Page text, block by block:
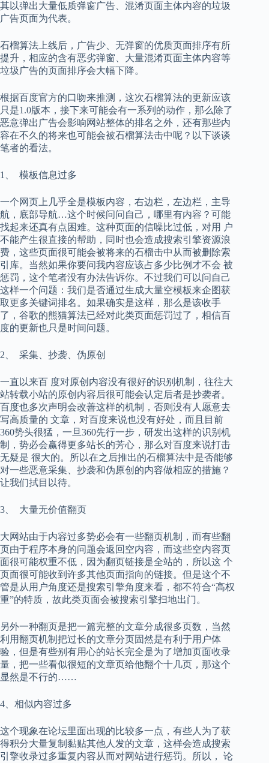
其以弹出大量低质弹窗广告、混淆页面主体内容的垃圾
广告页面为代表。
石榴算法上线后，广告少、无弹窗的优质页面排序有所
提升，相应的含有恶劣弹窗、大量混淆页面主体内容等
垃圾广告的页面排序会大幅下降。
根据百度官方的口吻来推测，这次石榴算法的更新应该
只是1.0版本，接下来可能会有一系列的动作，那么除了
恶意弹出广告会影响网站整体的排名之外，还有那些内
容在不久的将来也可能会被石榴算法击中呢？以下谈谈
笔者的看法。
1、 模板信息过多
一个网页上几乎全是模板内容，右边栏，左边栏，主导
航，底部导航…这个时候问问自己，哪里有内容？可能
找起来还真有点困难。这种页面的信噪比过低，对用 户
不能产生很直接的帮助，同时也会造成搜索引擎资源浪
费，这些页面很可能会被将来的石榴击中从而被删除索
引库。当然如果你要问我内容应该占多少比例才不会 被
惩罚，这个笔者没有办法告诉你。不过我们可以问自己
这样一个问题：我们是否通过生成大量空模板来企图获
取更多关键词排名。如果确实是这样，那么是该收手
了，谷歌的熊猫算法已经对此类页面惩罚过了，相信百
度的更新也只是时间问题。
2、 采集、抄袭、伪原创
一直以来百 度对原创内容没有很好的识别机制，往往大
站转载小站的原创内容后很可能会认定后者是抄袭者。
百度也多次声明会改善这样的机制，否则没有人愿意去
写高质量的 文章，对百度来说也没有好处，而且目前
360势头很猛，一旦360先行一步，研发出这样的识别机
制，势必会赢得更多站长的芳心，那么对百度来说打击
无疑是 很大的。所以在之后推出的石榴算法中是否能够
对一些恶意采集、抄袭和伪原创的内容做相应的措施？
让我们拭目以待。
3、 大量无价值翻页
大网站由于内容过多势必会有一些翻页机制，而有些翻
页由于程序本身的问题会返回空内容，而这些空内容页
面很可能权重不低，因为翻页链接是全站的，所以这 个
页面很可能收到许多其他页面指向的链接。但是这个不
管是从用户角度还是搜索引擎角度来看，都不符合“高权
重”的特质，故此类页面会被搜索引擎扫地出门。
另外一种翻页是把一篇完整的文章分成很多页数，当然
利用翻页机制把过长的文章分页固然是有利于用户体
验，但是有些别有用心的站长完全是为了增加页面收录
量，把一些看似很短的文章页给他翻个十几页，那这个
显然是不行的……
4、相似内容过多
这个现象在论坛里面出现的比较多一点，有些人为了获
得积分大量复制黏贴其他人发的文章，这样会造成搜索
引擎收录过多重复内容从而对网站进行惩罚。所以， 论